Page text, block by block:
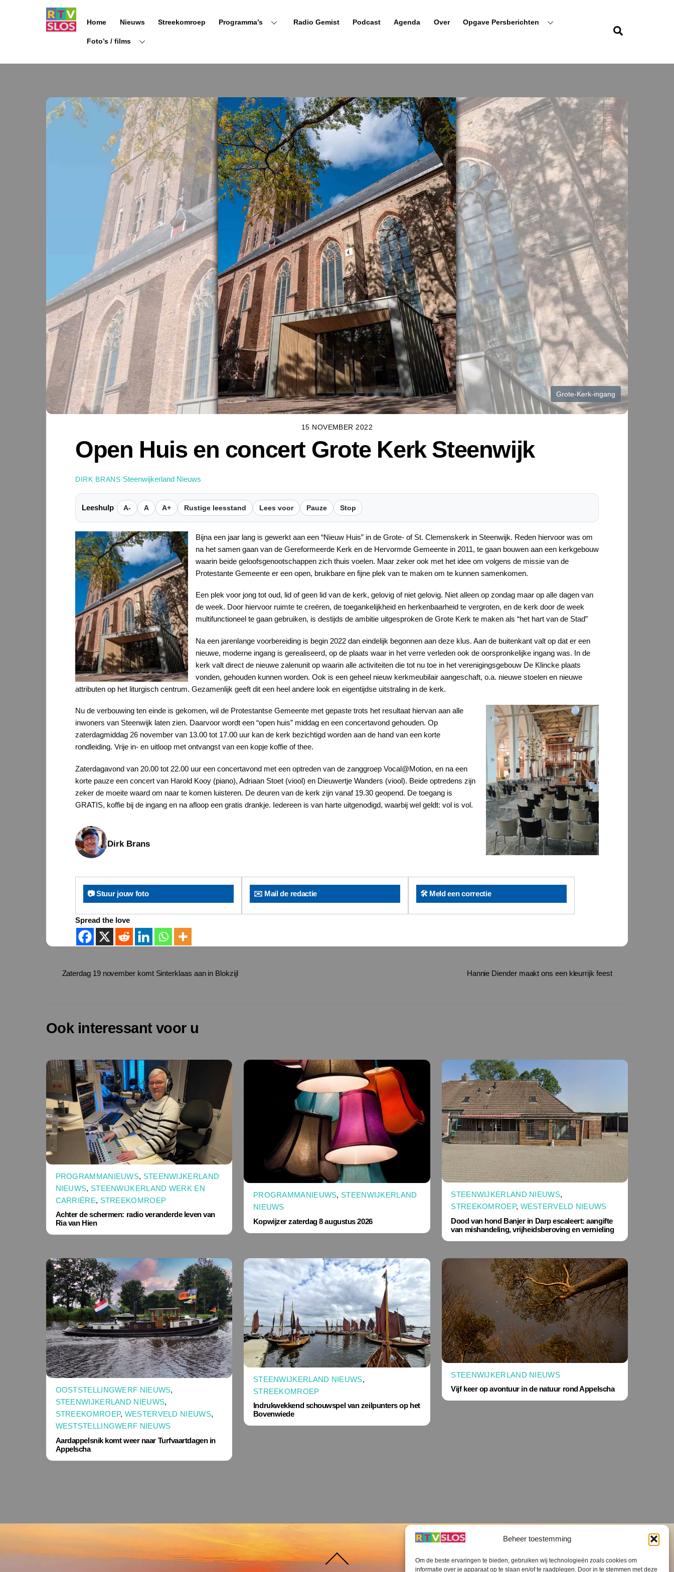
Beheer toestemming
Om de beste ervaringen te bieden, gebruiken wij technologieën zoals cookies om
informatie over je apparaat op te slaan en/of te raadplegen. Door in te stemmen met deze
Home Nieuws Streekomroep Programma’s Radio Gemist Podcast Agenda Over Opgave Persberichten
Foto’s / films
Grote-Kerk-ingang
15 NOVEMBER 2022
Open Huis en concert Grote Kerk Steenwijk
DIRK BRANS Steenwijkerland Nieuws
Leeshulp A- A A+ Rustige leesstand Lees voor Pauze Stop
Bijna een jaar lang is gewerkt aan een “Nieuw Huis” in de Grote- of St. Clemenskerk in Steenwijk. Reden hiervoor was om
na het samen gaan van de Gereformeerde Kerk en de Hervormde Gemeente in 2011, te gaan bouwen aan een kerkgebouw
waarin beide geloofsgenootschappen zich thuis voelen. Maar zeker ook met het idee om volgens de missie van de
Protestante Gemeente er een open, bruikbare en fijne plek van te maken om te kunnen samenkomen.
Een plek voor jong tot oud, lid of geen lid van de kerk, gelovig of niet gelovig. Niet alleen op zondag maar op alle dagen van
de week. Door hiervoor ruimte te creëren, de toegankelijkheid en herkenbaarheid te vergroten, en de kerk door de week
multifunctioneel te gaan gebruiken, is destijds de ambitie uitgesproken de Grote Kerk te maken als “het hart van de Stad”
Na een jarenlange voorbereiding is begin 2022 dan eindelijk begonnen aan deze klus. Aan de buitenkant valt op dat er een
nieuwe, moderne ingang is gerealiseerd, op de plaats waar in het verre verleden ook de oorspronkelijke ingang was. In de
kerk valt direct de nieuwe zalenunit op waarin alle activiteiten die tot nu toe in het verenigingsgebouw De Klincke plaats
vonden, gehouden kunnen worden. Ook is een geheel nieuw kerkmeubilair aangeschaft, o.a. nieuwe stoelen en nieuwe
attributen op het liturgisch centrum. Gezamenlijk geeft dit een heel andere look en eigentijdse uitstraling in de kerk.
Nu de verbouwing ten einde is gekomen, wil de Protestantse Gemeente met gepaste trots het resultaat hiervan aan alle
inwoners van Steenwijk laten zien. Daarvoor wordt een “open huis” middag en een concertavond gehouden. Op
zaterdagmiddag 26 november van 13.00 tot 17.00 uur kan de kerk bezichtigd worden aan de hand van een korte
rondleiding. Vrije in- en uitloop met ontvangst van een kopje koffie of thee.
Zaterdagavond van 20.00 tot 22.00 uur een concertavond met een optreden van de zanggroep Vocal@Motion, en na een
korte pauze een concert van Harold Kooy (piano), Adriaan Stoet (viool) en Dieuwertje Wanders (viool). Beide optredens zijn
zeker de moeite waard om naar te komen luisteren. De deuren van de kerk zijn vanaf 19.30 geopend. De toegang is
GRATIS, koffie bij de ingang en na afloop een gratis drankje. Iedereen is van harte uitgenodigd, waarbij wel geldt: vol is vol.
Dirk Brans
📷 Stuur jouw foto ✉️ Mail de redactie 🛠️ Meld een correctie
Spread the love
Zaterdag 19 november komt Sinterklaas aan in Blokzijl Hannie Diender maakt ons een kleurrijk feest
Ook interessant voor u
PROGRAMMANIEUWS, STEENWIJKERLAND
NIEUWS, STEENWIJKERLAND WERK EN
CARRIÈRE, STREEKOMROEP
Achter de schermen: radio veranderde leven van
Ria van Hien
PROGRAMMANIEUWS, STEENWIJKERLAND
NIEUWS
Kopwijzer zaterdag 8 augustus 2026
STEENWIJKERLAND NIEUWS,
STREEKOMROEP, WESTERVELD NIEUWS
Dood van hond Banjer in Darp escaleert: aangifte
van mishandeling, vrijheidsberoving en vernieling
OOSTSTELLINGWERF NIEUWS,
STEENWIJKERLAND NIEUWS,
STREEKOMROEP, WESTERVELD NIEUWS,
WESTSTELLINGWERF NIEUWS
Aardappelsnik komt weer naar Turfvaartdagen in
Appelscha
STEENWIJKERLAND NIEUWS,
STREEKOMROEP
Indrukwekkend schouwspel van zeilpunters op het
Bovenwiede
STEENWIJKERLAND NIEUWS
Vijf keer op avontuur in de natuur rond Appelscha
naar